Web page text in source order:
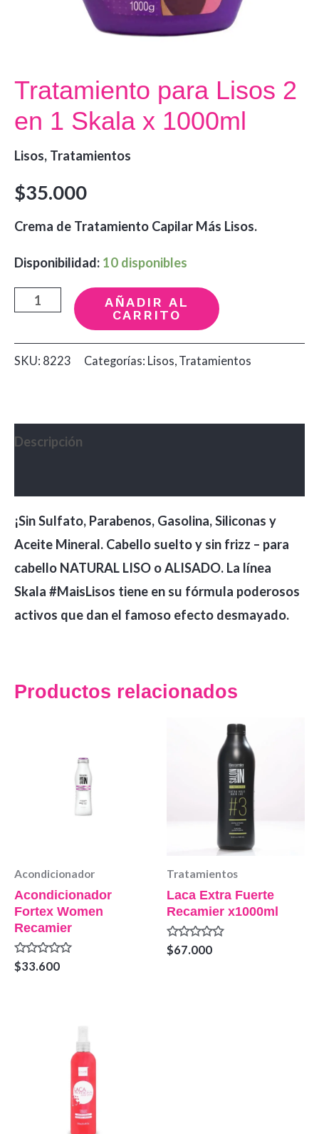
Tratamiento para Lisos 2
en 1 Skala x 1000ml
Lisos, Tratamientos
$35.000
Crema de Tratamiento Capilar Más Lisos.
Disponibilidad: 10 disponibles
Tratamiento
Lisos
2
Skala
AÑADIR AL
CARRITO
SKU: 8223 Categorías: Lisos Tratamientos
Descripción
¡Sin Sulfato, Parabenos, Gasolina, Siliconas y
Aceite Mineral. Cabello suelto y sin frizz – para
cabello NATURAL LISO o ALISADO. La línea
Skala #MaisLisos tiene en su fórmula poderosos
activos que dan el famoso efecto desmayado.
Productos relacionados
Acondicionador
Acondicionador
Fortex Women
Recamier
Valorado
en
$33.600
Tratamientos
Laca Extra Fuerte
Recamier x1000ml
Valorado
en
$67.000